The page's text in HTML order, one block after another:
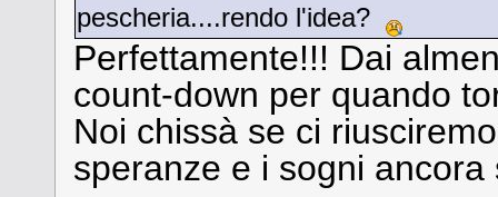
pescheria....rendo l'idea?
Perfettamente!!! Dai
count-down per quando
Noi chissà se ci
speranze e i sogni